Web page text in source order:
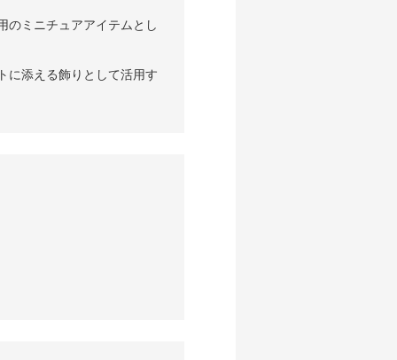
のミニチュアアイテムとし
に添える飾りとして活用す